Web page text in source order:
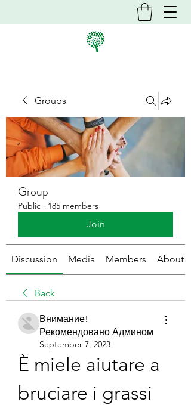
Groups
Group
Public · 185 members
Join
Discussion Media Members About
Back
Внимание!
Рекомендовано Админом
September 7, 2023
È miele aiutare a
bruciare i grassi